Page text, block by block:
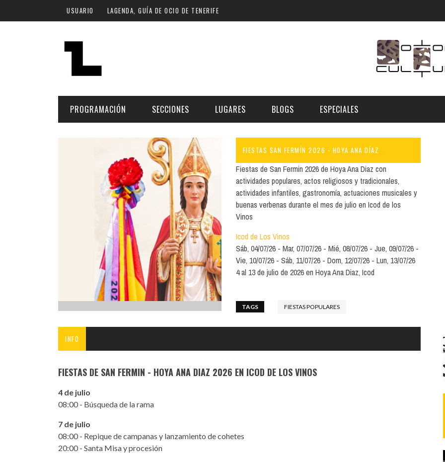
Pasar al contenido principal
USUARIO LAGENDA, GUÍA DE OCIO DE TENERIFE
PROGRAMACIÓN
Plan Finde
Norte
Islas
Cultura
Deporte y Naturaleza
Infantil
Música
SECCIONES
MÚSICA
ESCÉNICAS
CULTURA
GASTRONOMÍA
INFANTIL
LUGARES
ARTE | MUSEOS
SALAS Y AUDITORIOS
ESPACIOS CULTURALES
NOCHE
LOCALES CON ACTUACIONES
COMERCIO
GASTRO
FORMATIVO
BLOGS ESPECIALES
FESTIVAL BOREAL 2026
FESTIVAL TAGANANA 2026
TENERIFE PHE FESTIVAL 2026
FIESTAS SAN FERMÍN 2026 - HOYA ANA DÍAZ
Fiestas de San Fermin 2026 de Hoya Ana Diaz con
actividades populares, actos religiosos y tradicionales,
actividades infantiles, gastronomía, actuaciones musicales y
buenas verbenas durante el mes de julio en Icod de los
Vinos
Icod de Los Vinos
Sáb, 04/07/26
Mar, 07/07/26 Mié, 08/07/26
Jue, 09/07/26
Vie, 10/07/26
Sáb, 11/07/26 Dom, 12/07/26
Lun, 13/07/26
4 al 13 de julio de 2026 en Hoya Ana Diaz, Icod
TAGS FIESTAS POPULARES
INFO
FIESTAS DE SAN FERMIN - HOYA ANA DIAZ 2026 EN ICOD DE LOS VINOS
4 de julio
08:00 - Búsqueda de la rama
7 de julio
08:00 - Repique de campanas y lanzamiento de cohetes
20:00 - Santa Misa y procesión